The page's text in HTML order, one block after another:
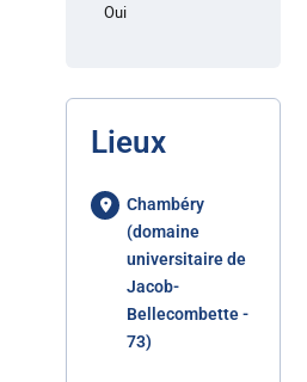
Oui
Lieux
Chambéry
(domaine
universitaire de
Jacob-
Bellecombette -
73)